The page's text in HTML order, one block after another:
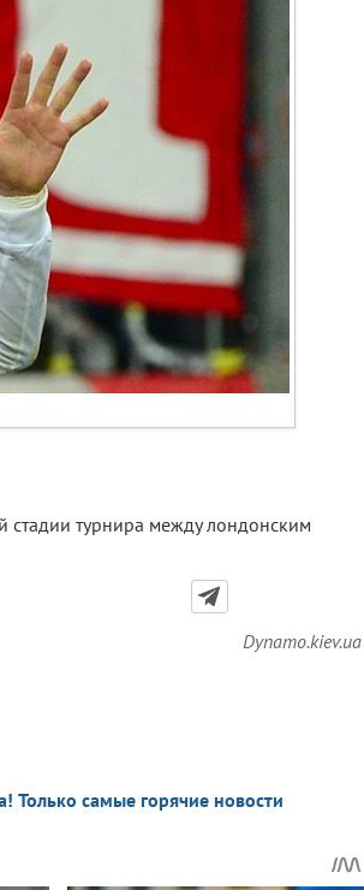
стадии турнира между лондонским
Dynamo.kiev.ua
Только самые горячие новости